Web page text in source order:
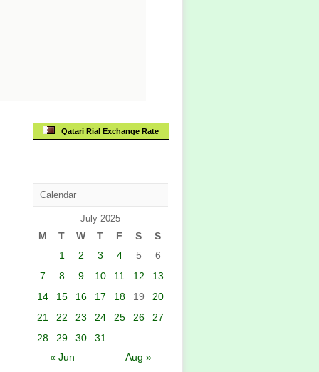
Qatari Rial Exchange Rate
Calendar
July 2025
M T W T F S S
« Jun Aug »
1 2 3 4 5
6
7
8 9 10 11 12
13
14
15 16 17 18 19
20
21
22 23 24 25 26
27
28
29 30 31